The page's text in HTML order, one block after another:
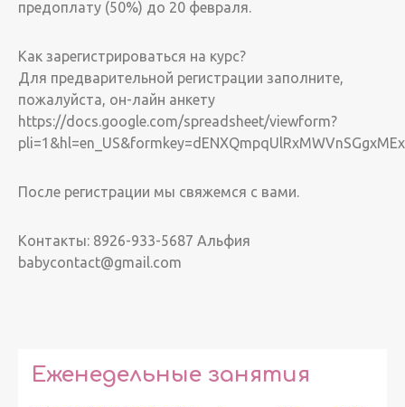
предоплату (50%) до 20 февраля.
Как зарегистрироваться на курс?
Для предварительной регистрации заполните,
пожалуйста, он-лайн анкету
https://docs.google.com/spreadsheet/viewform?
После регистрации мы свяжемся с вами.
Контакты: 8926-933-5687 Альфия
babycontact@gmail.com
Еженедельные занятия